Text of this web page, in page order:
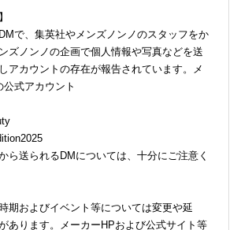
で、集英社やメンズノンノのスタッフをか
ズノンノの企画で個人情報や写真などを送
アカウントの存在が報告されています。メ
式アカウント
ら送られるDMについては、十分にご注意く
期およびイベント等については変更や延
あります。メーカーHPおよび公式サイト等